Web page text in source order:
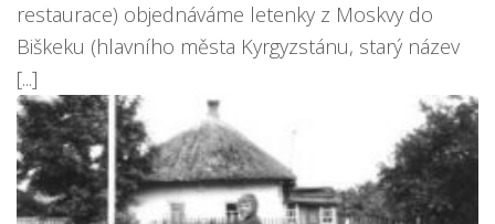
restaurace) objednáváme letenky z Moskvy do
Biškeku (hlavního města Kyrgyzstánu, starý název
[...]